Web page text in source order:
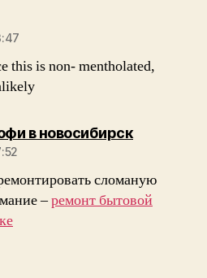
this is non- mentholated,
в новосибирскsagt:
сломаную
–ремонт бытовой